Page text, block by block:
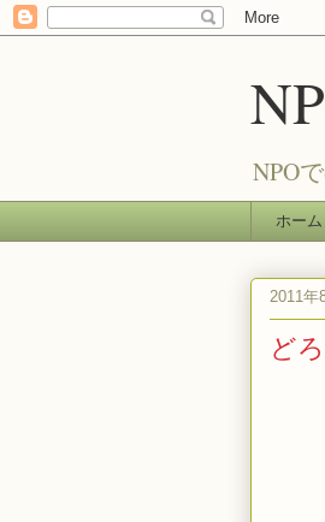
NPO
ホーム
2011年
ど